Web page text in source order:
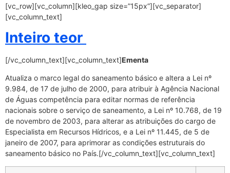
[vc_row][vc_column][kleo_gap size=”15px”][vc_separator]
[vc_column_text]
Inteiro teor
[/vc_column_text][vc_column_text]Ementa
Atualiza o marco legal do saneamento básico e altera a Lei nº
9.984, de 17 de julho de 2000, para atribuir à Agência Nacional
de Águas competência para editar normas de referência
nacionais sobre o serviço de saneamento, a Lei nº 10.768, de 19
de novembro de 2003, para alterar as atribuições do cargo de
Especialista em Recursos Hídricos, e a Lei nº 11.445, de 5 de
janeiro de 2007, para aprimorar as condições estruturais do
saneamento básico no País.[/vc_column_text][vc_column_text]